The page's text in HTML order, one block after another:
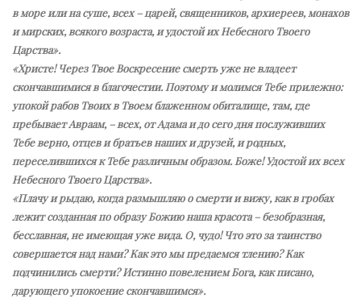
в море или на суше, всех – царей, священников, архиереев, монахов
и мирских, всякого возраста, и удостой их Небесного Твоего
Царства».
«Христе! Через Твое Воскресение смерть уже не владеет
скончавшимися в благочестии. Поэтому и молимся Тебе прилежно:
упокой рабов Твоих в Твоем блаженном обиталище, там, где
пребывает Авраам, – всех, от Адама и до сего дня послуживших
Тебе верно, отцев и братьев наших и друзей, и родных,
переселившихся к Тебе различным образом. Боже! Удостой их всех
Небесного Твоего Царства».
«Плачу и рыдаю, когда размышляю о смерти и вижу, как в гробах
лежит созданная по образу Божию наша красота – безобразная,
бесславная, не имеющая уже вида. О, чудо! Что это за таинство
совершается над нами? Как это мы предаемся тлению? Как
подчинились смерти? Истинно повелением Бога, как писано,
дарующего упокоение скончавшимся».